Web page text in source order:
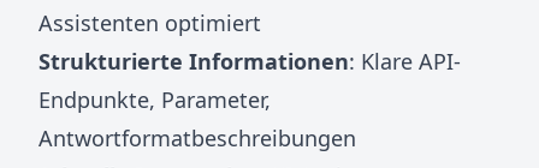
Assistenten optimiert
Strukturierte Informationen: Klare API-
Endpunkte, Parameter,
Antwortformatbeschreibungen